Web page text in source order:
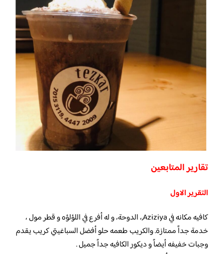
تقارير المتابعين
التقرير الاول
كافيه مكانه في Aziziya,، الدوحة، و له أفرع في اللؤلؤه و قطر مول ،
خدمة جداً ممتازة. والكريب طعمه حلو أفضل السباغيتي كريب يقدم
وجبات خفيفه أيضاً و ديكور الكافيه جداً جميل .